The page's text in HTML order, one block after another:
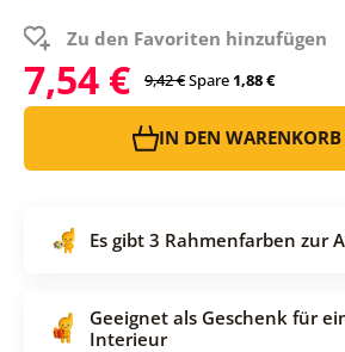
Zu den Favoriten hinzufügen
7,54 € 9,42 €Spare1,88 €
IN DEN WARENKORB
Es gibt 3 Rahmenfarben zur
Geeignet als Geschenk für
Interieur